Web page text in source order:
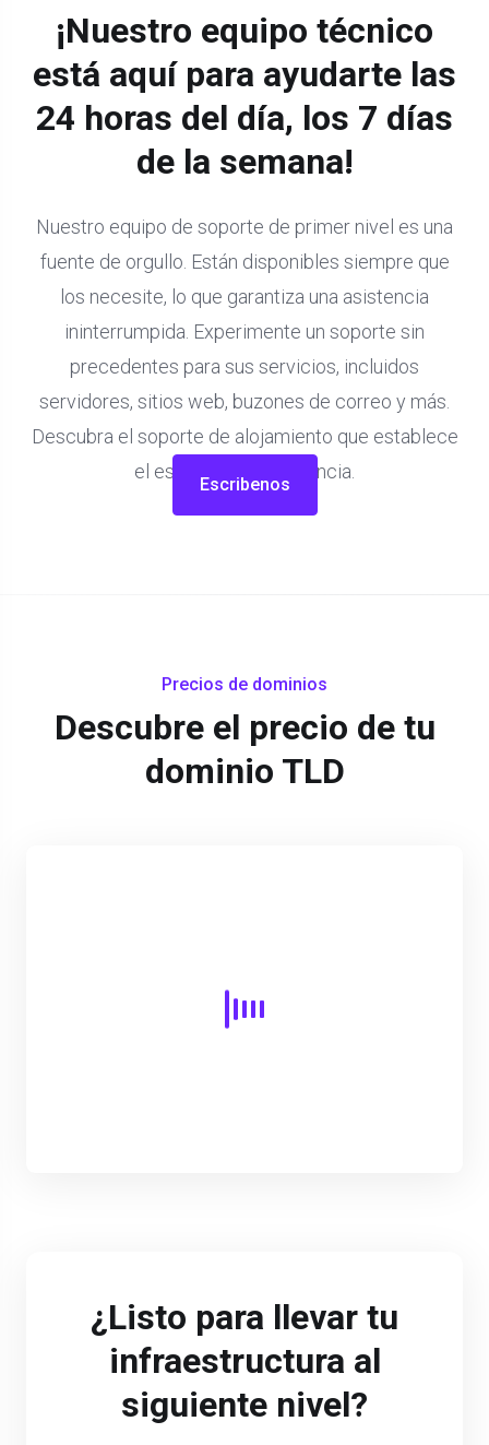
¡Nuestro equipo técnico
está aquí para ayudarte las
24 horas del día, los 7 días
de la semana!
Nuestro equipo de soporte de primer nivel es una
fuente de orgullo. Están disponibles siempre que
los necesite, lo que garantiza una asistencia
ininterrumpida. Experimente un soporte sin
precedentes para sus servicios, incluidos
servidores, sitios web, buzones de correo y más.
Descubra el soporte de alojamiento que establece
el estándar de excelencia.
Escribenos
Precios de dominios
Descubre el precio de tu
dominio TLD
¿Listo para llevar tu
infraestructura al
siguiente nivel?